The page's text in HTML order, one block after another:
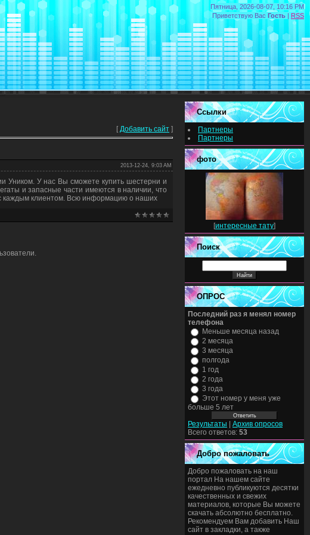
Пятница, 2026-08-07, 10:16 PM
Приветствую Вас Гость | RSS
[ Добавить сайт ]
2013-12-24, 9:03 AM
Уником. У нас Вы сможете купить шестерни и
и запасные части имеются в наличии, что
с каждым клиентом. Всю информацию о наших
Ссылки
Партнеры
Партнеры
фото
[интересные тату]
Поиск
ОПРОС
Последний раз я менял номер
телефона
Меньше месяца назад
2 месяца
3 месяца
полгода
1 год
2 года
3 года
Этот номер у меня уже
больше 5 лет
Результаты
Архив опросов
Всего ответов: 53
Добро пожаловать
Добро пожаловать на наш
портал На нашем сайте
ежедневно публикуются десятки
качественных и свежих
материалов, которые Вы можете
скачать абсолютно бесплатно.
Рекомендуем Вам добавить Наш
сайт в закладки, а также